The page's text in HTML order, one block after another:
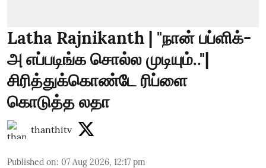
Latha Rajnikanth | "நான் பப்ளிக்-
அ எப்படிங்க சொல்ல முடியும்.."|
சிரித்துக்கொண்டே ரிப்ளை
கொடுத்த லதா
thanthitv
Published on: 07 Aug 2026, 12:17 pm